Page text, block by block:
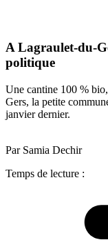
A Lagraulet-du-
politique
Une cantine 100 %
Gers, la petite
janvier dernier.
Par Samia Dechir
Temps de lecture :